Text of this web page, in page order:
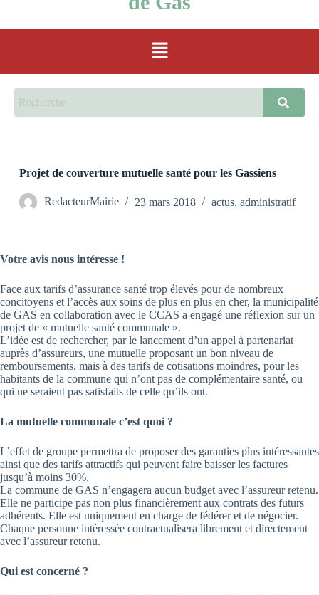
Projet de couverture mutuelle santé pour les Gassiens
RedacteurMairie 23 mars 2018 actus, administratif
Votre avis nous intéresse !
Face aux tarifs d’assurance santé trop élevés pour de nombreux
concitoyens et l’accès aux soins de plus en plus en cher, la municipalité
de GAS en collaboration avec le CCAS a engagé une réflexion sur un
projet de « mutuelle santé communale ».
L’idée est de rechercher, par le lancement d’un appel à partenariat
auprès d’assureurs, une mutuelle proposant un bon niveau de
remboursements, mais à des tarifs de cotisations moindres, pour les
habitants de la commune qui n’ont pas de complémentaire santé, ou
qui ne seraient pas satisfaits de celle qu’ils ont.
La mutuelle communale c’est quoi ?
L’effet de groupe permettra de proposer des garanties plus intéressantes
ainsi que des tarifs attractifs qui peuvent faire baisser les factures
jusqu’à moins 30%.
La commune de GAS n’engagera aucun budget avec l’assureur retenu.
Elle ne participe pas non plus financièrement aux contrats des futurs
adhérents. Elle est uniquement en charge de fédérer et de négocier.
Chaque personne intéressée contractualisera librement et directement
avec l’assureur retenu.
Qui est concerné ?